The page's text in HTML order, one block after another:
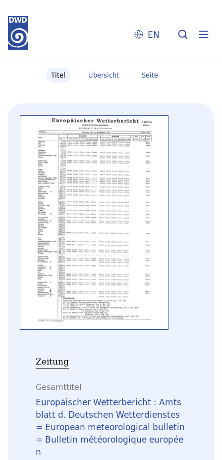
EN
Titel Übersicht Seite
Zeitung
Gesamttitel
Europäischer Wetterbericht : Amts
blatt d. Deutschen Wetterdienstes
= European meteorological bulletin
= Bulletin météorologique europée
n